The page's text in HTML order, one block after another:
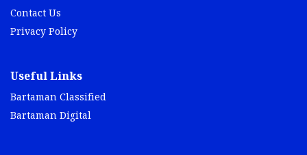
Contact Us
Privacy Policy
Useful Links
Bartaman Classified
Bartaman Digital